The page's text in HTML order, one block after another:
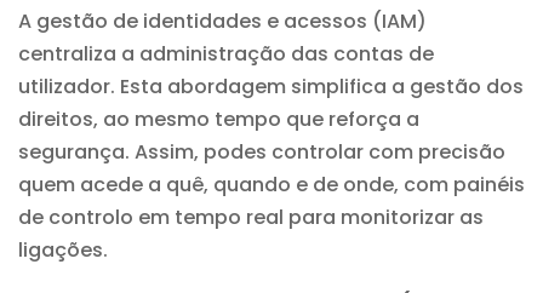
A gestão de identidades e acessos (IAM)
centraliza a administração das contas de
utilizador. Esta abordagem simplifica a gestão dos
direitos, ao mesmo tempo que reforça a
segurança. Assim, podes controlar com precisão
quem acede a quê, quando e de onde, com painéis
de controlo em tempo real para monitorizar as
ligações.